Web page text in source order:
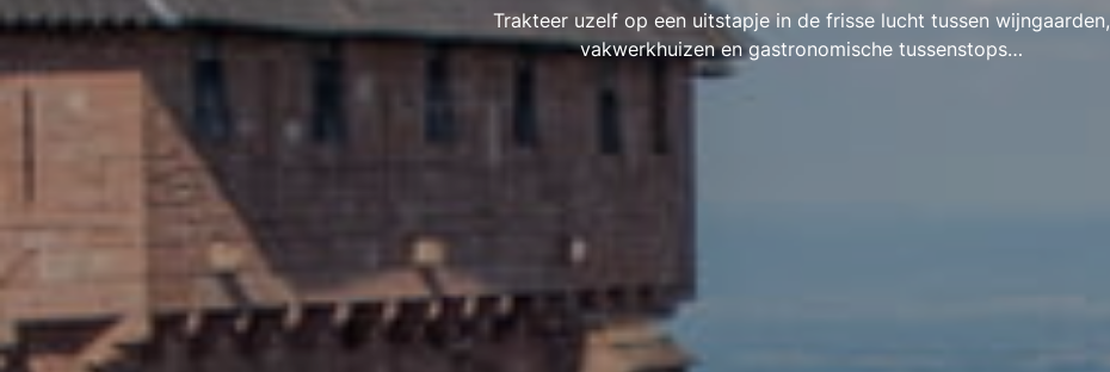
Trakteer uzelf op een uitstapje in de frisse lucht tussen wijngaarden,
vakwerkhuizen en gastronomische tussenstops…